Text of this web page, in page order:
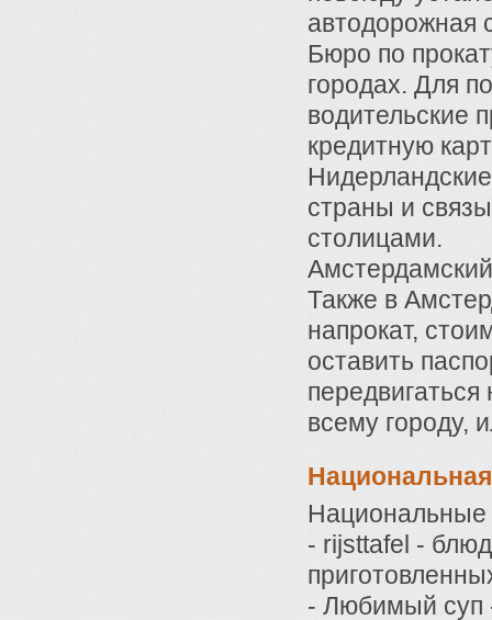
автодорожная
Бюро по
городах. Для
водительские
кредитную
страны и
столицами.
Также в
напрокат,
оставить
всему городу,
Национальные
- rijsttafel -
- Любимый суп